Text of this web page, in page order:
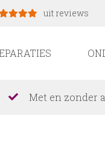
uit reviews
Met en zonder